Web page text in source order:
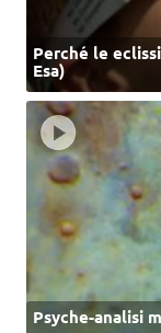
Perché le
Esa)
Psyche-analisi